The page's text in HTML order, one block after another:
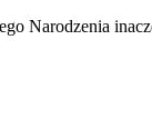
Narodzenia